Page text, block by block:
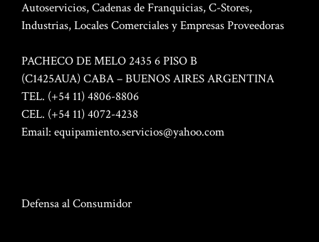
Autoservicios, Cadenas de Franquicias, C-Stores,
Industrias, Locales Comerciales y Empresas Proveedoras
PACHECO DE MELO 2435 6 PISO B
(C1425AUA) CABA – BUENOS AIRES ARGENTINA
TEL. (+54 11) 4806-8806
CEL. (+54 11) 4072-4238
Email: equipamiento.servicios@yahoo.com
Defensa al Consumidor